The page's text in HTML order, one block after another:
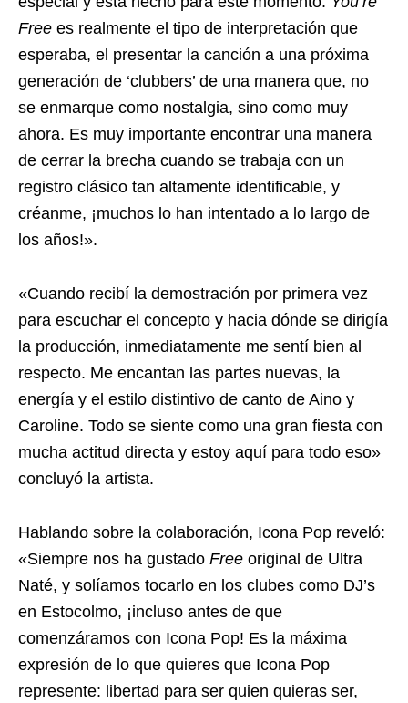
Free es realmente el tipo de interpretación que
esperaba, el presentar la canción a una próxima
generación de ‘clubbers’ de una manera que, no
se enmarque como nostalgia, sino como muy
ahora. Es muy importante encontrar una manera
de cerrar la brecha cuando se trabaja con un
registro clásico tan altamente identificable, y
créanme, ¡muchos lo han intentado a lo largo de
los años!».
«Cuando recibí la demostración por primera vez
para escuchar el concepto y hacia dónde se dirigía
la producción, inmediatamente me sentí bien al
respecto. Me encantan las partes nuevas, la
energía y el estilo distintivo de canto de Aino y
Caroline. Todo se siente como una gran fiesta con
mucha actitud directa y estoy aquí para todo eso»
concluyó la artista.
Hablando sobre la colaboración, Icona Pop reveló:
«Siempre nos ha gustado Free original de Ultra
Naté, y solíamos tocarlo en los clubes como DJ’s
en Estocolmo, ¡incluso antes de que
comenzáramos con Icona Pop! Es la máxima
expresión de lo que quieres que Icona Pop
represente: libertad para ser quien quieras ser,